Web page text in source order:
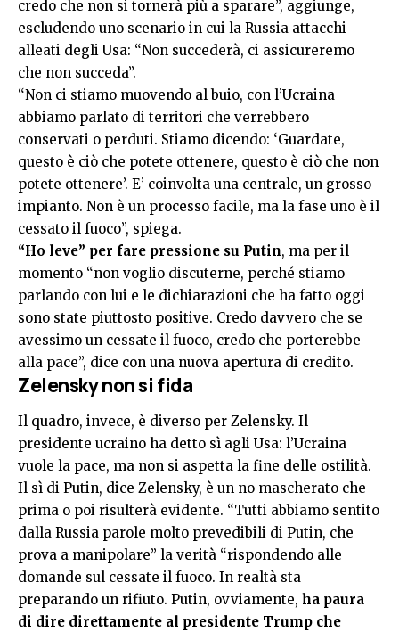
credo che non si tornerà più a sparare”, aggiunge,
escludendo uno scenario in cui la Russia attacchi
alleati degli Usa: “Non succederà, ci assicureremo
che non succeda”.
“Non ci stiamo muovendo al buio, con l’Ucraina
abbiamo parlato di territori che verrebbero
conservati o perduti. Stiamo dicendo: ‘Guardate,
questo è ciò che potete ottenere, questo è ciò che non
potete ottenere’. E’ coinvolta una centrale, un grosso
impianto. Non è un processo facile, ma la fase uno è il
cessato il fuoco”, spiega.
“Ho leve” per fare pressione su Putin, ma per il
momento “non voglio discuterne, perché stiamo
parlando con lui e le dichiarazioni che ha fatto oggi
sono state piuttosto positive. Credo davvero che se
avessimo un cessate il fuoco, credo che porterebbe
alla pace”, dice con una nuova apertura di credito.
Zelensky non si fida
Il quadro, invece, è diverso per Zelensky. Il
presidente ucraino ha detto sì agli Usa: l’Ucraina
vuole la pace, ma non si aspetta la fine delle ostilità.
Il sì di Putin, dice Zelensky, è un no mascherato che
prima o poi risulterà evidente. “Tutti abbiamo sentito
dalla Russia parole molto prevedibili di Putin, che
prova a manipolare” la verità “rispondendo alle
domande sul cessate il fuoco. In realtà sta
preparando un rifiuto. Putin, ovviamente, ha paura
di dire direttamente al presidente Trump che